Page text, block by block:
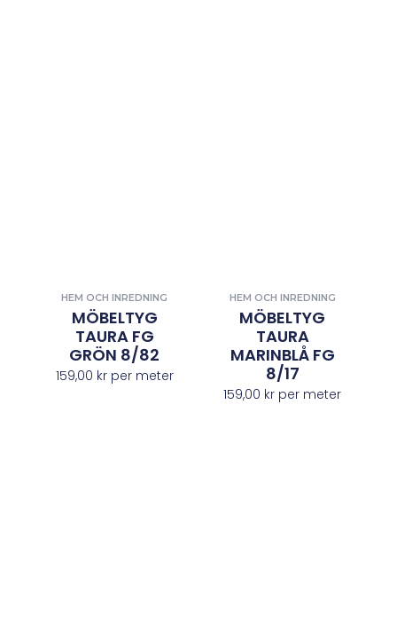
HEM OCH INREDNING
MÖBELTYG
TAURA FG
GRÖN 8/82
159,00 krper meter
HEM OCH INREDNING
MÖBELTYG
TAURA
MARINBLÅ FG
8/17
159,00 kr per meter